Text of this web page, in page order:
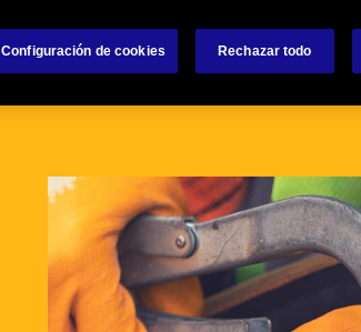
Sobre nosotros
Configuración de cookies Rechazar todo